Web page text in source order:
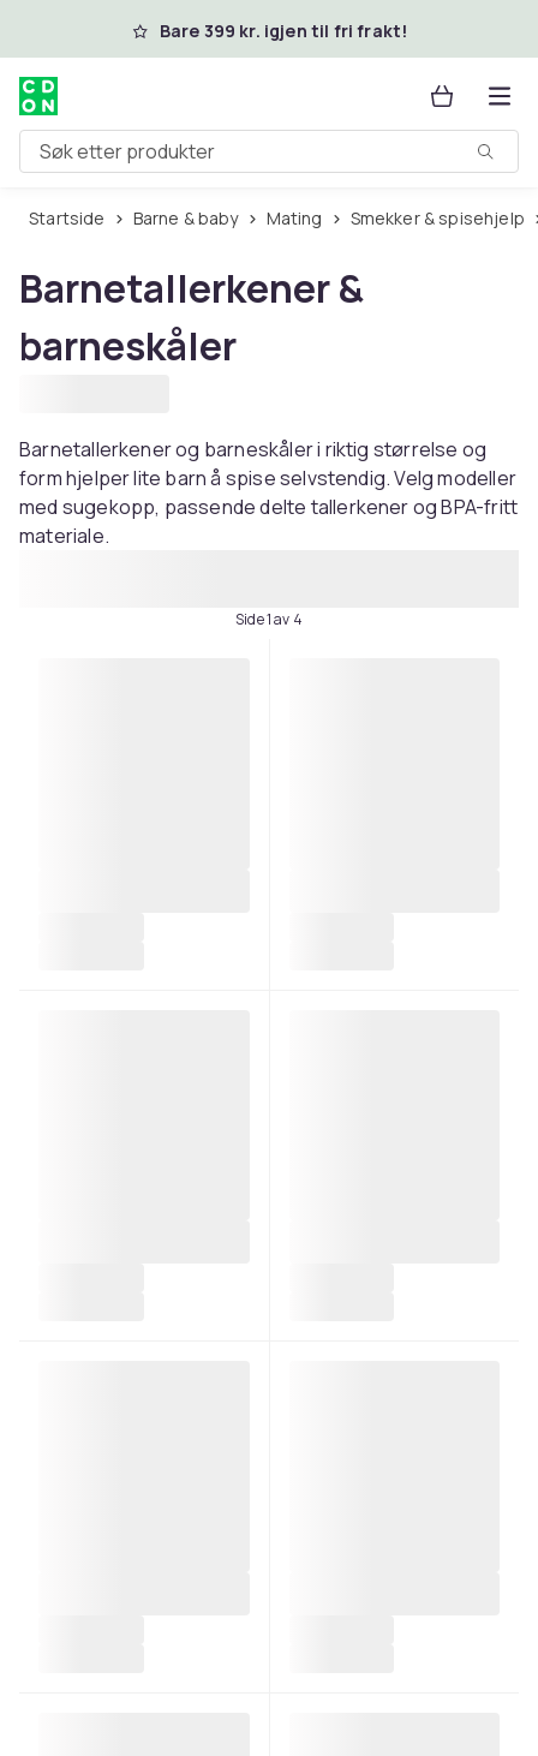
Hopp til hovedinnholdBare 399 kr. igjen til fri frakt!
Søk etter produkter
Startside Barne & baby Mating Smekker & spisehjelp
Barnetallerkener &
barneskåler
Barnetallerkener og barneskåler i riktig størrelse og
form hjelper lite barn å spise selvstendig. Velg modeller
med sugekopp, passende delte tallerkener og BPA-fritt
materiale.
Side 1 av 4